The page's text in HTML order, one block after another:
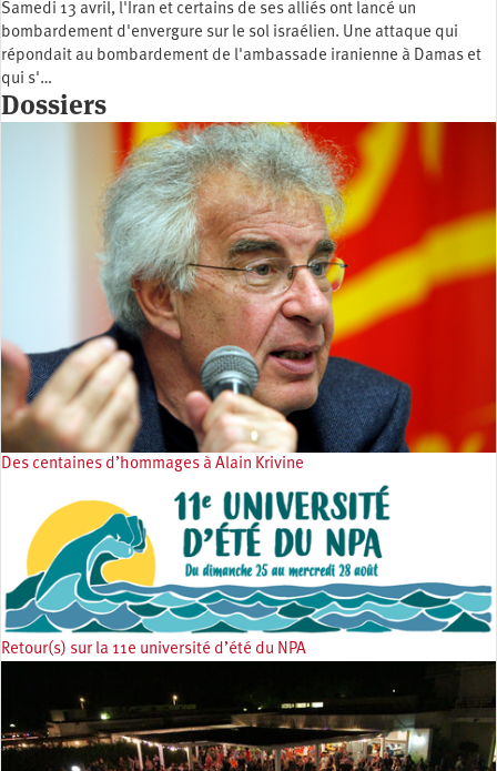
Samedi 13 avril, l'Iran et certains de ses alliés ont lancé un
bombardement d'envergure sur le sol israélien. Une attaque qui
répondait au bombardement de l'ambassade iranienne à Damas et
qui s'…
Dossiers
Des centaines d’hommages à Alain Krivine
Retour(s) sur la 11e université d’été du NPA